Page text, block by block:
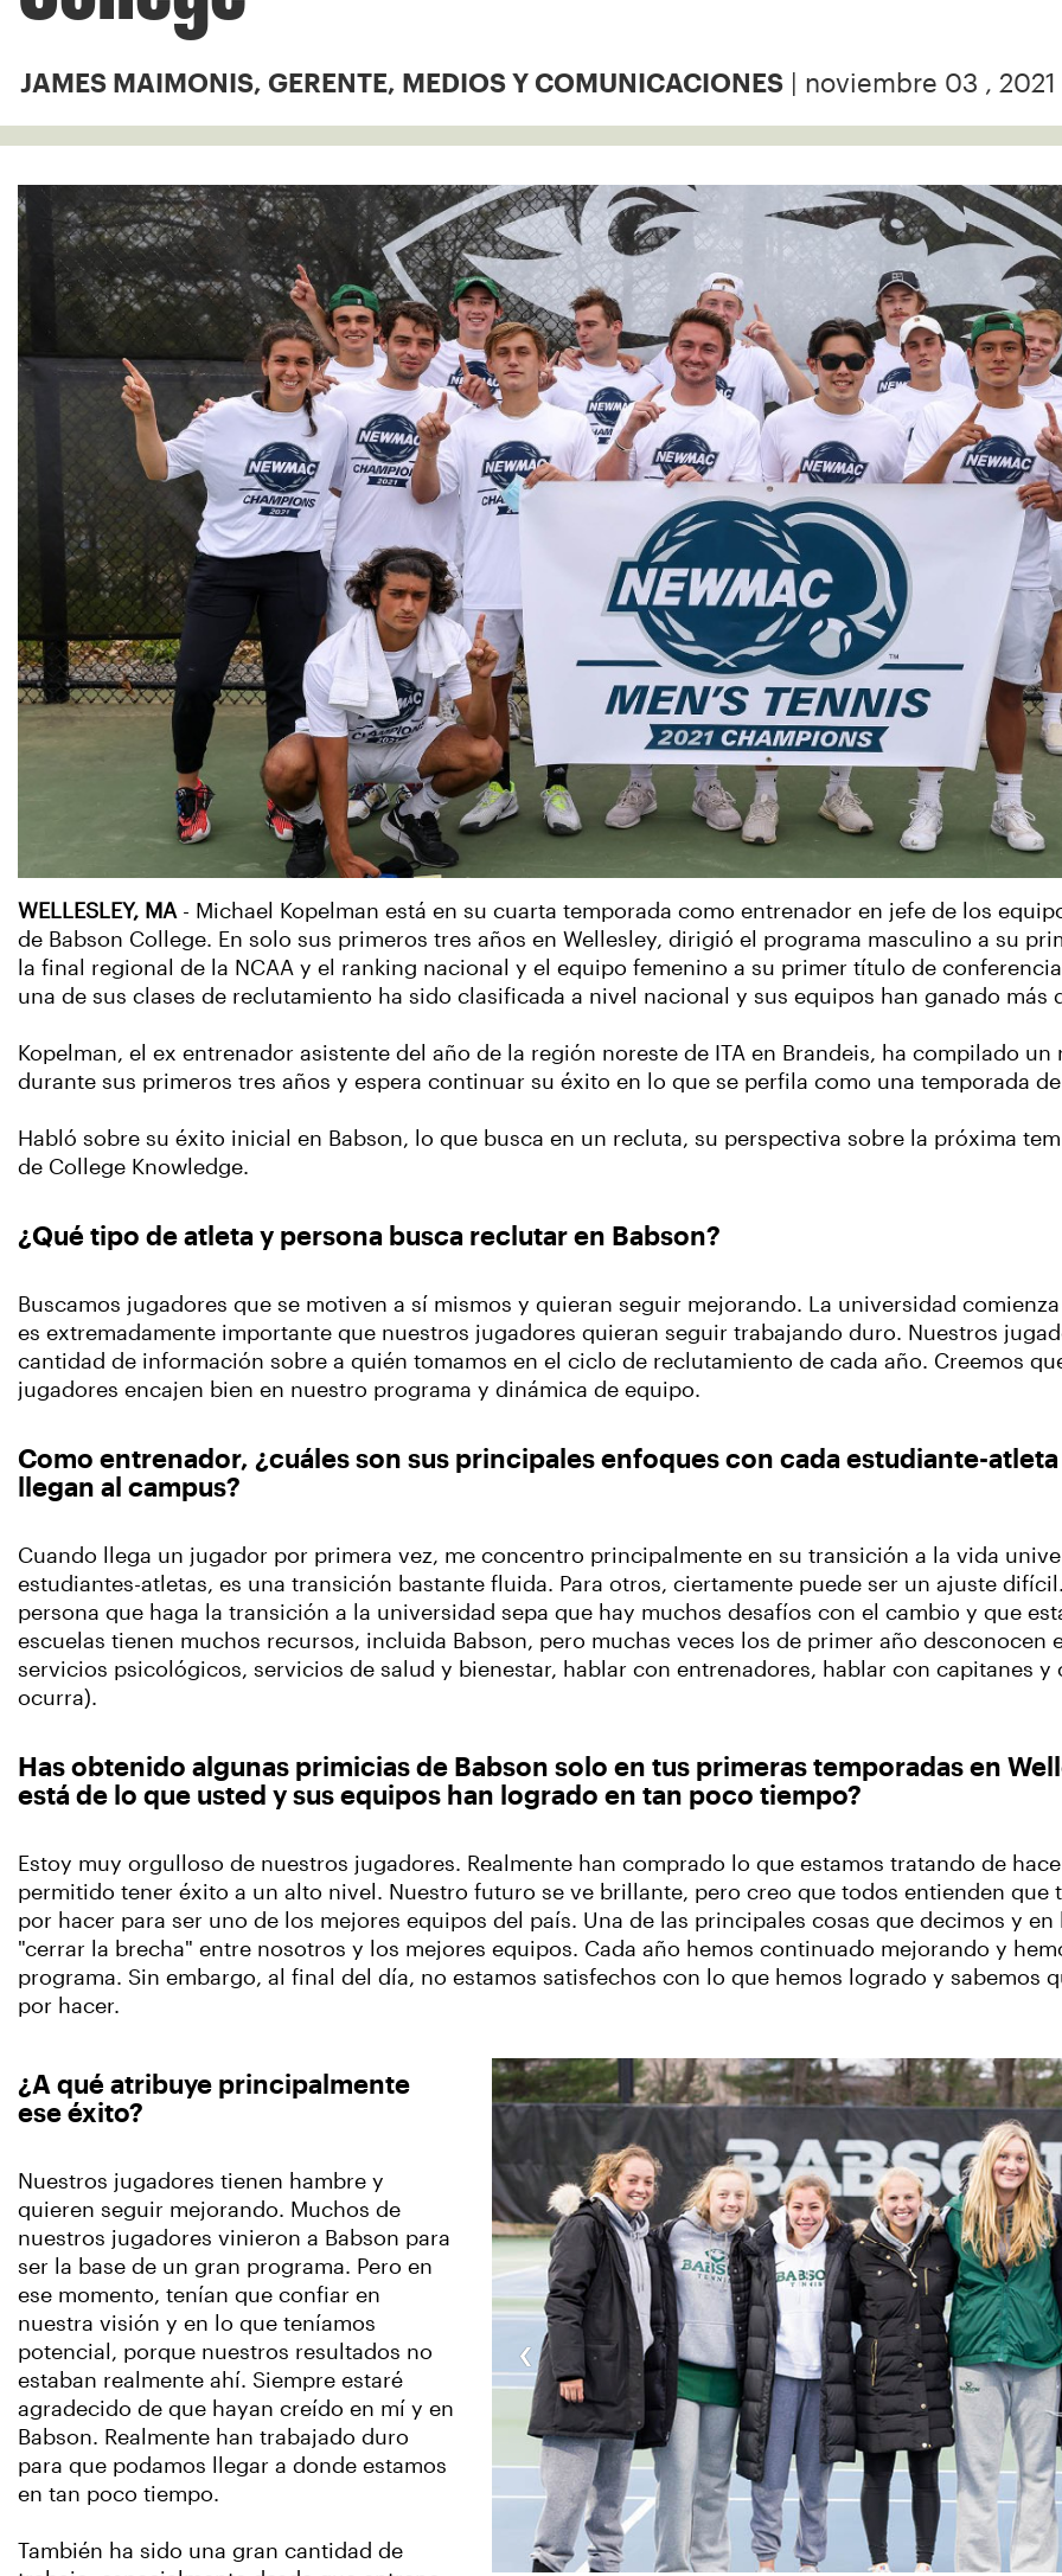
JAMES MAIMONIS, GERENTE, MEDIOS Y COMUNICACIONES | noviembre 03 , 2021
WELLESLEY, MA- Michael Kopelman está en su cuarta temporada como entrenador en jefe de los
de Babson College. En solo sus primeros tres años en Wellesley, dirigió el programa masculino a su
la final regional de la NCAA y el ranking nacional y el equipo femenino a su primer título de
una de sus clases de reclutamiento ha sido clasificada a nivel nacional y sus equipos han ganado más
Kopelman, el ex entrenador asistente del año de la región noreste de ITA en Brandeis, ha compilado
durante sus primeros tres años y espera continuar su éxito en lo que se perfila como una temporada
Habló sobre su éxito inicial en Babson, lo que busca en un recluta, su perspectiva sobre la próxima
de College Knowledge.
¿Qué tipo de atleta y persona busca reclutar en Babson?
Buscamos jugadores que se motiven a sí mismos y quieran seguir mejorando. La universidad
es extremadamente importante que nuestros jugadores quieran seguir trabajando duro. Nuestros
cantidad de información sobre a quién tomamos en el ciclo de reclutamiento de cada año. Creemos
jugadores encajen bien en nuestro programa y dinámica de equipo.
Como entrenador, ¿cuáles son sus principales enfoques con cada estudiante-
llegan al campus?
Cuando llega un jugador por primera vez, me concentro principalmente en su transición a la vida
estudiantes-atletas, es una transición bastante fluida. Para otros, ciertamente puede ser un ajuste
persona que haga la transición a la universidad sepa que hay muchos desafíos con el cambio y que
escuelas tienen muchos recursos, incluida Babson, pero muchas veces los de primer año desconocen
servicios psicológicos, servicios de salud y bienestar, hablar con entrenadores, hablar con capitanes y
ocurra).
Has obtenido algunas primicias de Babson solo en tus primeras temporadas en
está de lo que usted y sus equipos han logrado en tan poco tiempo?
Estoy muy orgulloso de nuestros jugadores. Realmente han comprado lo que estamos tratando de
permitido tener éxito a un alto nivel. Nuestro futuro se ve brillante, pero creo que todos entienden que
por hacer para ser uno de los mejores equipos del país. Una de las principales cosas que decimos y
"cerrar la brecha" entre nosotros y los mejores equipos. Cada año hemos continuado mejorando y
programa. Sin embargo, al final del día, no estamos satisfechos con lo que hemos logrado y sabemos
por hacer.
¿A qué atribuye principalmente
ese éxito?
Nuestros jugadores tienen hambre y
quieren seguir mejorando. Muchos de
nuestros jugadores vinieron a Babson para
ser la base de un gran programa. Pero en
ese momento, tenían que confiar en
nuestra visión y en lo que teníamos
potencial, porque nuestros resultados no
estaban realmente ahí. Siempre estaré
agradecido de que hayan creído en mí y en
Babson. Realmente han trabajado duro
para que podamos llegar a donde estamos
en tan poco tiempo.
También ha sido una gran cantidad de
‹